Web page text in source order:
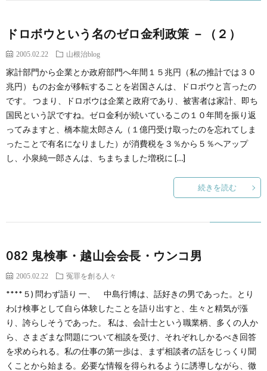
ドロボウという名のゼロ金利政策 －（２）
2005.02.22 山根治blog
家計部門から企業とか政府部門へ年間１５兆円（私の推計では３０
兆円）ものお金が移転することを岩国さんは、ドロボウと言ったの
です。 つまり、ドロボウは企業と政府であり、被害者は家計、即ち
国民という訳ですね。ゼロ金利が続いているこの１０年間を振り返
ってみますと、橋本龍太郎さん（１億円受け取ったのを忘れてしま
ったことで有名になりました）が消費税を３％から５％へアップ
し、小泉純一郎さんは、ちまちました増税に […]
続きを読む
082 鬼検事・越山会会長・ウンコ男
2005.02.22 冤罪を創る人々
****５) 問わず語り 一、 中島行博は、話好きの男であった。とり
わけ検事として自ら体験したことを語り出すと、生々と精気が漲
り、誇らしそうであった。 私は、会計士という職業柄、多くの人か
ら、さまざまな問題について相談を受け、それぞれしかるべき回答
を求められる。私の仕事の第一歩は、まず相談者の話をじっくり聞
くことから始まる。必要な情報を得られるように誘導しながら、徹